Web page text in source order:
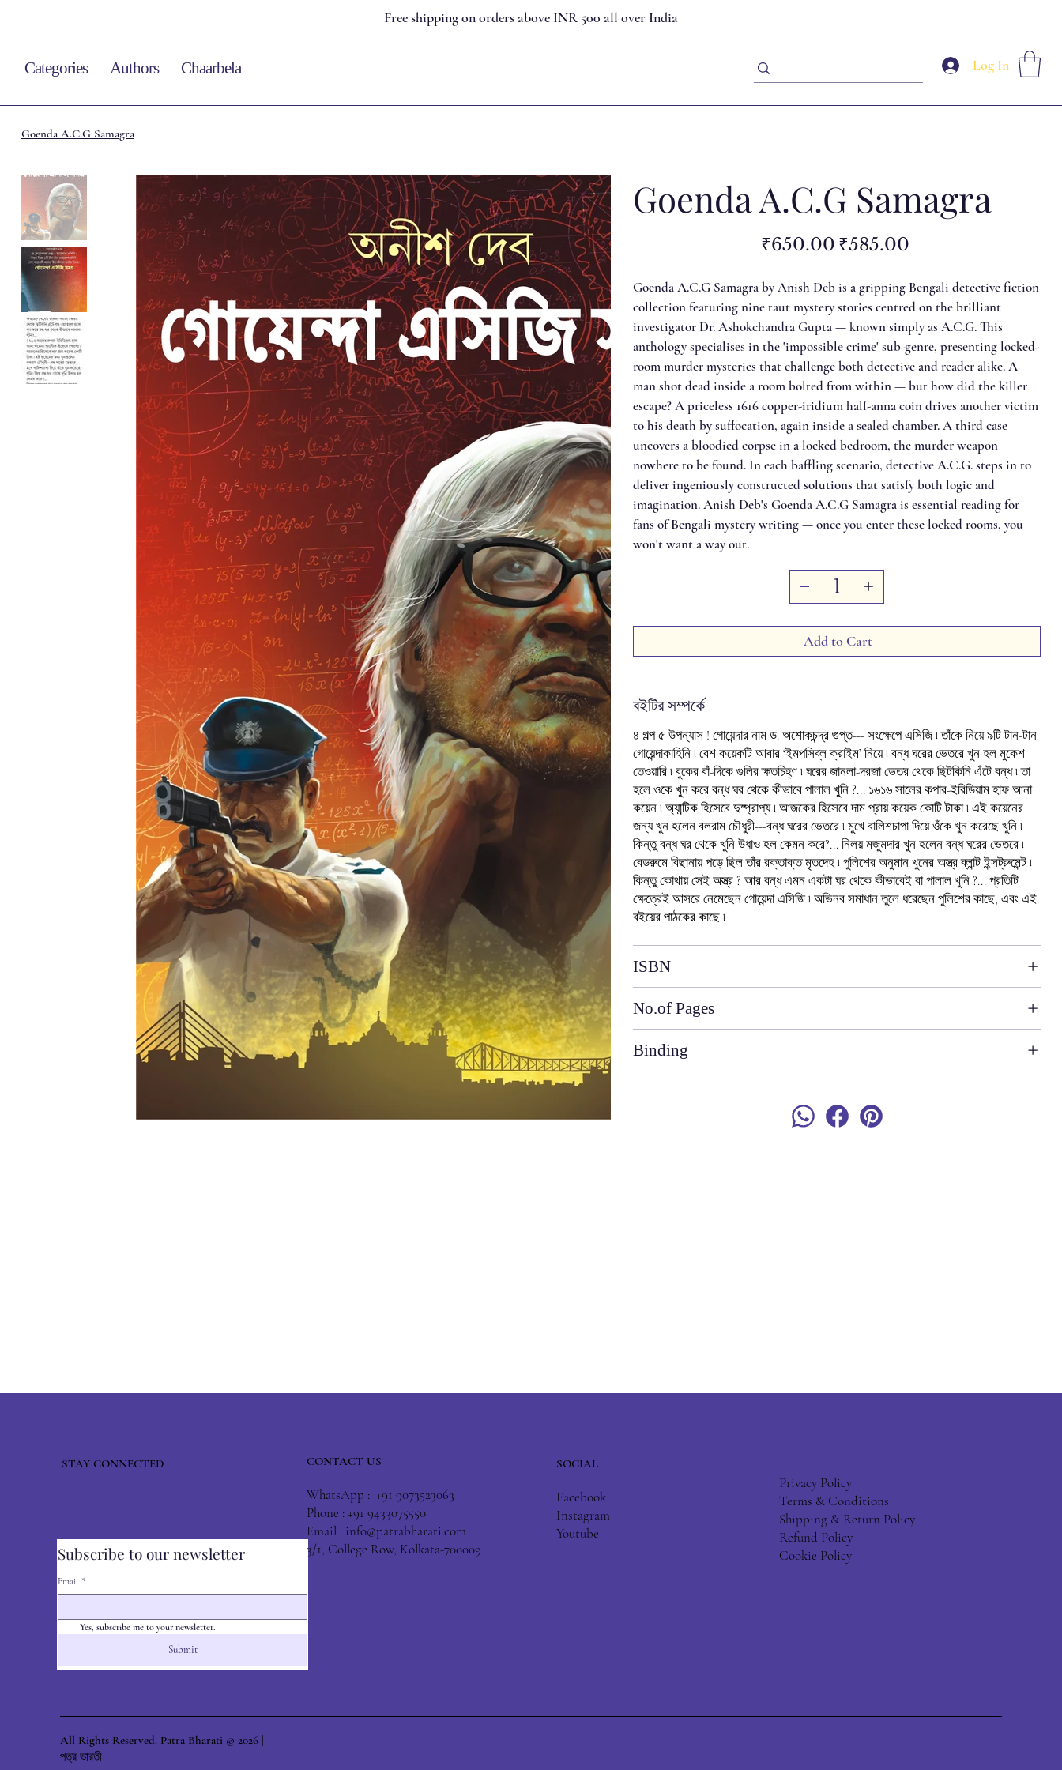
Free shipping on orders above INR 500 all over India
Categories Authors Chaarbela Log In
Goenda A.C.G Samagra
Goenda A.C.G Samagra
Original
price
₹650.00
Sale
price
₹585.00
Goenda A.C.G Samagra by Anish Deb is a gripping Bengali detective fiction
collection featuring nine taut mystery stories centred on the brilliant
investigator Dr. Ashokchandra Gupta — known simply as A.C.G. This
anthology specialises in the 'impossible crime' sub-genre, presenting locked-
room murder mysteries that challenge both detective and reader alike. A
man shot dead inside a room bolted from within — but how did the killer
escape? A priceless 1616 copper-iridium half-anna coin drives another victim
to his death by suffocation, again inside a sealed chamber. A third case
uncovers a bloodied corpse in a locked bedroom, the murder weapon
nowhere to be found. In each baffling scenario, detective A.C.G. steps in to
deliver ingeniously constructed solutions that satisfy both logic and
imagination. Anish Deb's Goenda A.C.G Samagra is essential reading for
fans of Bengali mystery writing — once you enter these locked rooms, you
won't want a way out.
Add to Cart
বইটির সম্পর্কে
৪ গল্প ৫ উপন্যাস ! গোয়েন্দার নাম ড. অশোকচন্দ্র গুপ্ত--- সংক্ষেপে এসিজি ৷ তাঁকে নিয়ে ৯টি টান-টান
গোয়েন্দাকাহিনি ৷ বেশ কয়েকটি আবার ‘ইমপসিব্‌ল ক্রাইম’ নিয়ে ৷ বন্ধ ঘরের ভেতরে খুন হল মুকেশ
তেওয়ারি ৷ বুকের বাঁ-দিকে গুলির ক্ষতচিহ্ণ ৷ ঘরের জানলা-দরজা ভেতর থেকে ছিটকিনি এঁটে বন্ধ ৷ তা
হলে ওকে খুন করে বন্ধ ঘর থেকে কীভাবে পালাল খুনি ?... ১৬১৬ সালের কপার-ইরিডিয়াম হাফ আনা
কয়েন ৷ অ্যান্টিক হিসেবে দুষ্প্রাপ্য ৷ আজকের হিসেবে দাম প্রায় কয়েক কোটি টাকা ৷ এই কয়েনের
জন্য খুন হলেন বলরাম চৌধুরী---বন্ধ ঘরের ভেতরে ৷ মুখে বালিশচাপা দিয়ে ওঁকে খুন করেছে খুনি ৷
কিন্তু বন্ধ ঘর থেকে খুনি উধাও হল কেমন করে?... নিলয় মজুমদার খুন হলেন বন্ধ ঘরের ভেতরে ৷
বেডরুমে বিছানায় পড়ে ছিল তাঁর রক্তাক্ত মৃতদেহ ৷ পুলিশের অনুমান খুনের অস্ত্র ব্লান্ট ইন্সট্রুমেন্ট ৷
কিন্তু কোথায় সেই অস্ত্র ? আর বন্ধ এমন একটা ঘর থেকে কীভাবেই বা পালাল খুনি ?... প্রতিটি
ক্ষেত্রেই আসরে নেমেছেন গোয়েন্দা এসিজি ৷ অভিনব সমাধান তুলে ধরেছেন পুলিশের কাছে, এবং এই
বইয়ের পাঠকের কাছে ৷
ISBN
No.of Pages
Binding
Subscribe to our newsletter
Email *
Yes, subscribe me to your newsletter.
Submit
STAY CONNECTED CONTACT US
WhatsApp : +91 9073523063
Phone : +91 9433075550
Email : info@patrabharati.com
3/1, College Row, Kolkata-700009
SOCIAL
Facebook
Instagram
Youtube
Privacy Policy
Terms & Conditions
Shipping & Return Policy
Refund Policy
Cookie Policy
All Rights Reserved. Patra Bharati © 2026 |
পত্র ভারতী